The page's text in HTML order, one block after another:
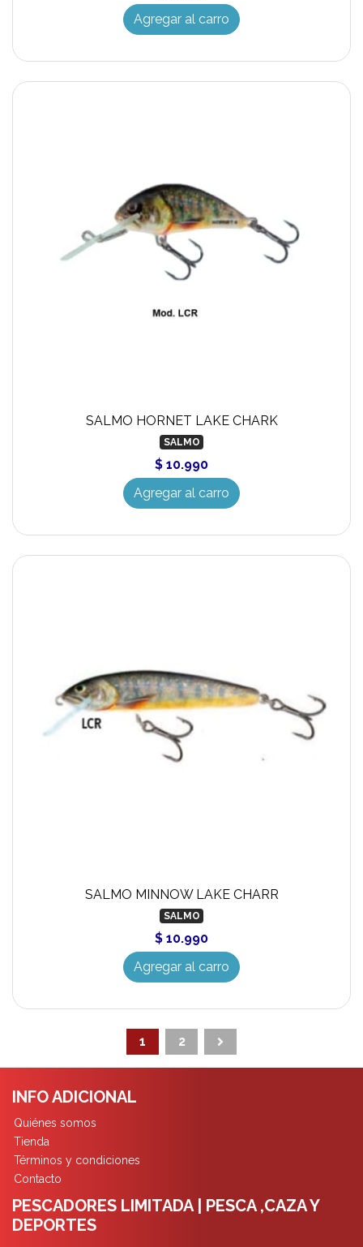
Agregar al carro
SALMO HORNET LAKE CHARK
SALMO
$ 10.990
Agregar al carro
SALMO MINNOW LAKE CHARR
SALMO
$ 10.990
Agregar al carro
1 2
INFO ADICIONAL
Quiénes somos
Tienda
Términos y condiciones
Contacto
PESCADORES LIMITADA | PESCA ,CAZA Y
DEPORTES